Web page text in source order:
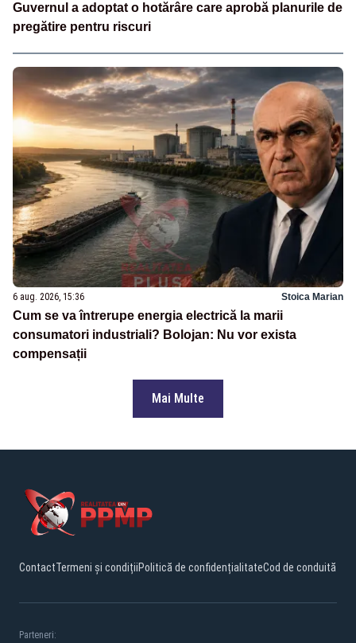
Guvernul a adoptat o hotărâre care aprobă planurile de
pregătire pentru riscuri
6 aug. 2026, 15:36 Stoica Marian
Cum se va întrerupe energia electrică la marii
consumatori industriali? Bolojan: Nu vor exista
compensații
Mai Multe
ContactTermeni și condițiiPolitică de confidențialitateCod de conduită
Parteneri: